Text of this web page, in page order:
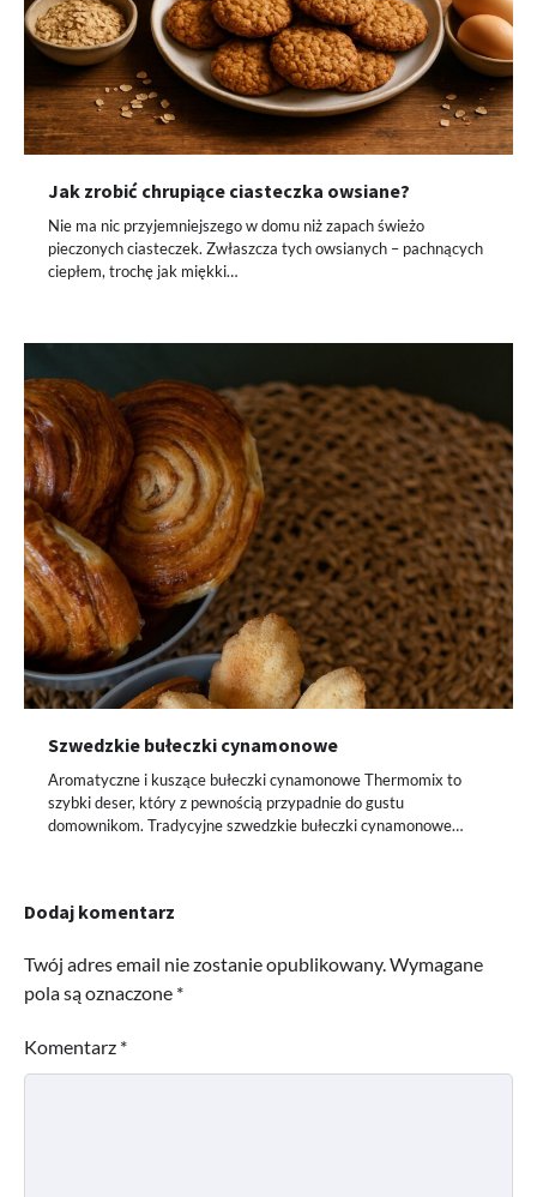
Jak zrobić chrupiące ciasteczka owsiane?
Nie ma nic przyjemniejszego w domu niż zapach świeżo
pieczonych ciasteczek. Zwłaszcza tych owsianych – pachnących
ciepłem, trochę jak miękki…
Szwedzkie bułeczki cynamonowe
Aromatyczne i kuszące bułeczki cynamonowe Thermomix to
szybki deser, który z pewnością przypadnie do gustu
domownikom. Tradycyjne szwedzkie bułeczki cynamonowe…
Dodaj komentarz
Twój adres email nie zostanie opublikowany. Wymagane
pola są oznaczone *
Komentarz *